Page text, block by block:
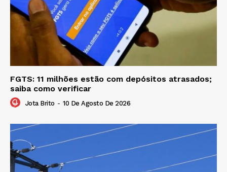
FGTS: 11 milhões estão com depósitos atrasados;
saiba como verificar
Jota Brito - 10 De Agosto De 2026